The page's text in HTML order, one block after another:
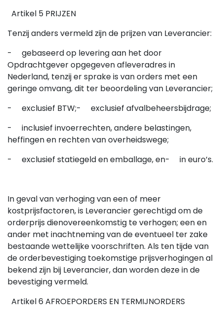
Artikel 5 PRIJZEN
Tenzij anders vermeld zijn de prijzen van Leverancier:
- gebaseerd op levering aan het door
Opdrachtgever opgegeven afleveradres in
Nederland, tenzij er sprake is van orders met een
geringe omvang, dit ter beoordeling van Leverancier;
- exclusief BTW;- exclusief afvalbeheersbijdrage;
- inclusief invoerrechten, andere belastingen,
heffingen en rechten van overheidswege;
- exclusief statiegeld en emballage, en- in euro’s.
In geval van verhoging van een of meer
kostprijsfactoren, is Leverancier gerechtigd om de
orderprijs dienovereenkomstig te verhogen; een en
ander met inachtneming van de eventueel ter zake
bestaande wettelijke voorschriften. Als ten tijde van
de orderbevestiging toekomstige prijsverhogingen al
bekend zijn bij Leverancier, dan worden deze in de
bevestiging vermeld.
Artikel 6 AFROEPORDERS EN TERMIJNORDERS